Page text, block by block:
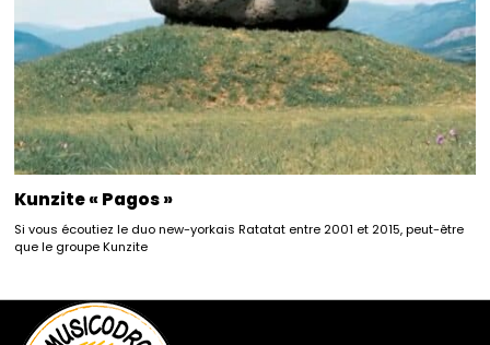
Kunzite « Pagos »
Si vous écoutiez le duo new-yorkais Ratatat entre 2001 et 2015, peut-être
que le groupe Kunzite